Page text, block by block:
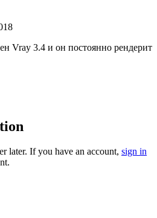
Vray 3.4 и он постоянно рендерит
later. If you have an account, sign in